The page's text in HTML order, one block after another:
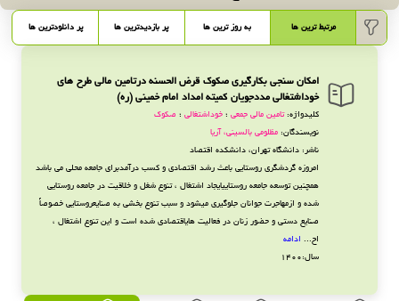
مرتبط ترین ها به روز ترین ها پر بازدیدترین ها پر دانلودترین ها
امکان سنجی بکارگیری صکوک قرض الحسنه درتامین مالی طرح های
خوداشتغالی مددجویان کمیته امداد امام خمینی (ره)
کلیدواژه:تامین مالی جمعی ؛ خوداشتغالی ؛ صکوک
نویسندگان: مظلومی بالسینی، آریا
ناشر: دانشگاه تهران، دانشکده اقتصاد
امروزه گردشگری روستایی باعث رشد اقتصادی و کسب درآمدبرای جامعه محلی می باشد
همچنین توسعه جامعه روستاییایجاد اشتغال ، تنوع شغل و خلاقیت در جامعه روستایی
شده و ازمهاجرت جوانان جلوگیری میشود و سبب تنوع بخشی به صنایعروستایی خصوصاً
صنایع دستی و حضور زنان در فعالیت هایاقتصادی شده است و این تنوع اشتغال ،
اح... ادامه
سال:1400